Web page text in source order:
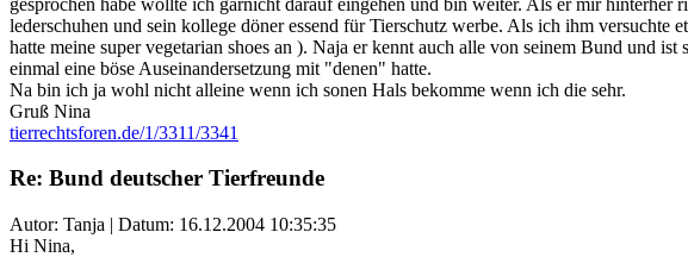
lederschuhen und sein kollege döner essend für Tierschutz werbe. Als ich ihm
hatte meine super vegetarian shoes an ). Naja er kennt auch alle von seinem Bund und
einmal eine böse Auseinandersetzung mit "denen" hatte.
Na bin ich ja wohl nicht alleine wenn ich sonen Hals bekomme wenn ich die sehr.
Gruß Nina
tierrechtsforen.de/1/3311/3341
Re: Bund deutscher Tierfreunde
Autor: Tanja | Datum: 16.12.2004 10:35:35
Hi Nina,